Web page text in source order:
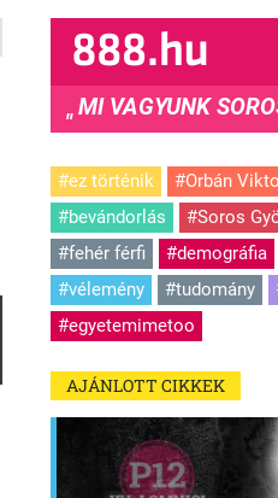
"
MI VAGYUNK
#ez történik #Orbán
#bevándorlás
#Soros
#fehér férfi
#demográfia
#vélemény
#tudomány
#egyetemimetoo
AJÁNLOTT CIKKEK